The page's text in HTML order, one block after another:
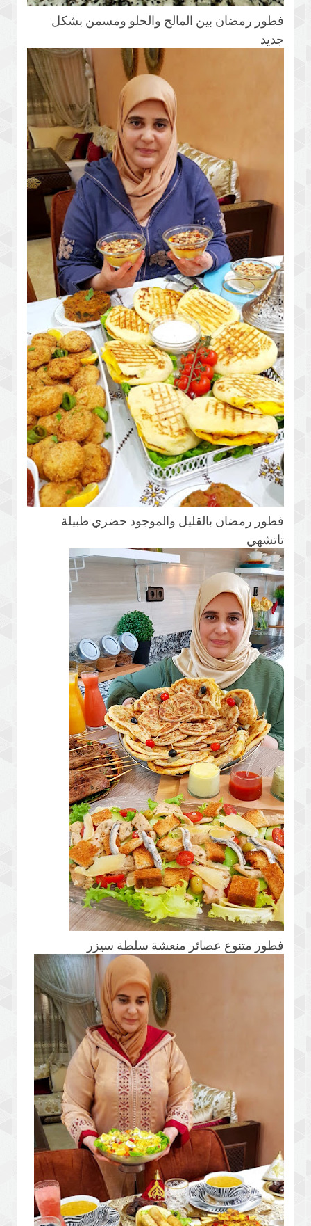
فطور رمضان بين المالح والحلو ومسمن بشكل
جديد
فطور رمضان بالقليل والموجود حضري طبيلة
تاتشهي
فطور متنوع عصائر منعشة سلطة سيزر